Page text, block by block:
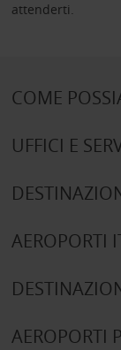
COME
UFFICI E
AEROPORTI
AEROPORTI